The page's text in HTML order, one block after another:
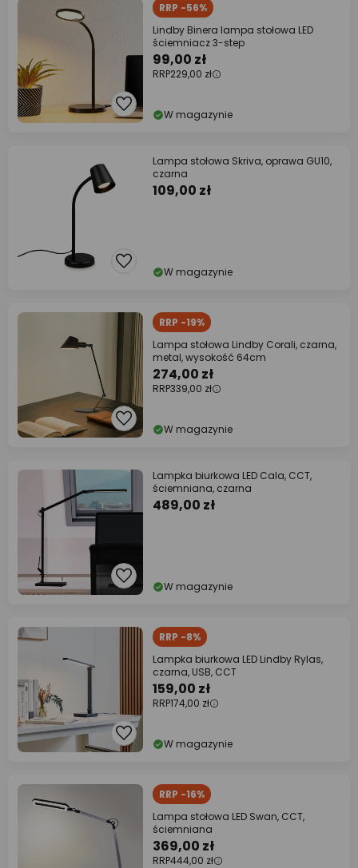
RRP -56%
Lindby Binera lampa stołowa LED
ściemniacz 3-step
99,00 zł
RRP229,00 zł
W magazynie
Lampa stołowa Skriva, oprawa GU10,
czarna
109,00 zł
W magazynie
RRP -19%
Lampa stołowa Lindby Corali, czarna,
metal, wysokość 64cm
274,00 zł
RRP339,00 zł
W magazynie
Lampka biurkowa LED Cala, CCT,
ściemniana, czarna
489,00 zł
W magazynie
RRP -8%
Lampka biurkowa LED Lindby Rylas,
czarna, USB, CCT
159,00 zł
RRP174,00 zł
W magazynie
RRP -16%
Lampa stołowa LED Swan, CCT,
ściemniana
369,00 zł
RRP444,00 zł